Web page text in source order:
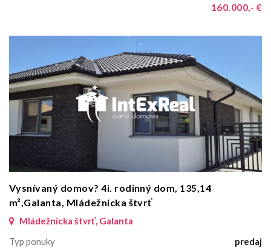
160.000,- €
Vysnívaný domov? 4i. rodinný dom, 135,14
m²,Galanta, Mládežnícka štvrť
Mládežnícka štvrť, Galanta
Typ ponuky
predaj